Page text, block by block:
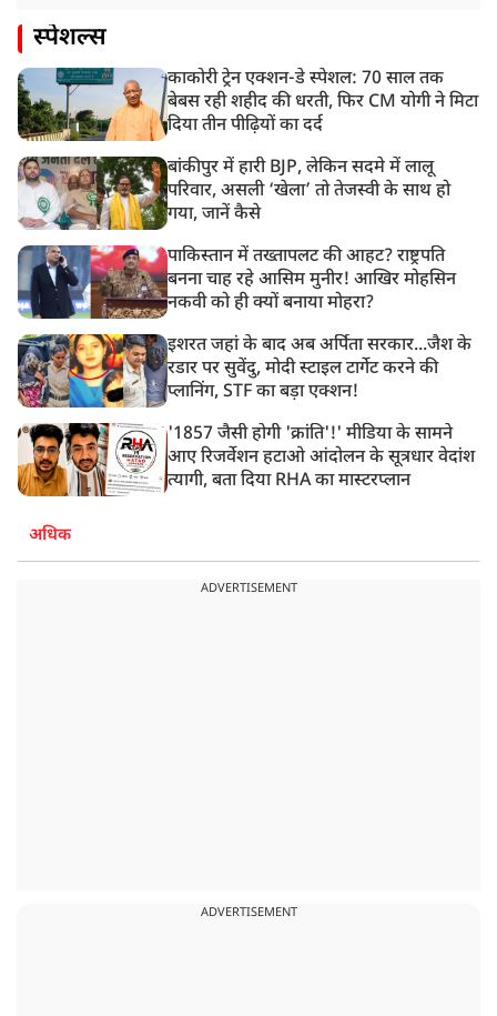
स्पेशल्स
काकोरी ट्रेन एक्शन-डे स्पेशल: 70 साल तक
बेबस रही शहीद की धरती, फिर CM योगी ने मिटा
दिया तीन पीढ़ियों का दर्द
बांकीपुर में हारी BJP, लेकिन सदमे में लालू
परिवार, असली ‘खेला’ तो तेजस्वी के साथ हो
गया, जानें कैसे
पाकिस्तान में तख्तापलट की आहट? राष्ट्रपति
बनना चाह रहे आसिम मुनीर! आखिर मोहसिन
नकवी को ही क्यों बनाया मोहरा?
इशरत जहां के बाद अब अर्पिता सरकार...जैश के
रडार पर सुवेंदु, मोदी स्टाइल टार्गेट करने की
प्लानिंग, STF का बड़ा एक्शन!
'1857 जैसी होगी 'क्रांति'!' मीडिया के सामने
आए रिजर्वेशन हटाओ आंदोलन के सूत्रधार वेदांश
त्यागी, बता दिया RHA का मास्टरप्लान
अधिक
ADVERTISEMENT
ADVERTISEMENT